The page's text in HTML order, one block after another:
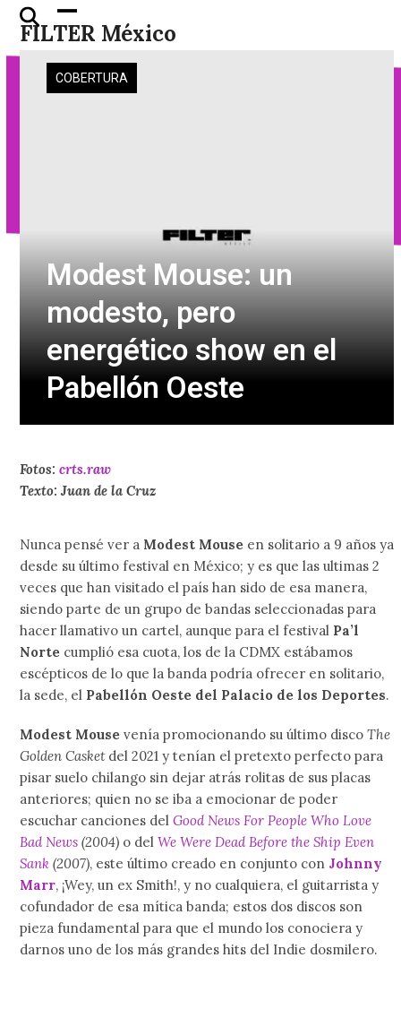
Skip
content
FILTER México
Open
mobile
menu
Close
mobile
menu
COBERTURA
Modest Mouse: un
modesto, pero
energético show en el
Pabellón Oeste
Fotos:crts.raw
Texto: Juan de la Cruz
Nunca pensé ver a Modest Mouse en solitario a 9 años ya
desde su último festival en México; y es que las ultimas 2
veces que han visitado el país han sido de esa manera,
siendo parte de un grupo de bandas seleccionadas para
hacer llamativo un cartel, aunque para el festival Pa’l
Norte cumplió esa cuota, los de la CDMX estábamos
escépticos de lo que la banda podría ofrecer en solitario,
la sede, el Pabellón Oeste del Palacio de los Deportes.
Modest Mouse venía promocionando su último discoThe
Golden Casketdel 2021 y tenían el pretexto perfecto para
pisar suelo chilango sin dejar atrás rolitas de sus placas
anteriores; quien no se iba a emocionar de poder
escuchar canciones delGood News For People Who Love
Bad News (2004) o delWe Were Dead Before the Ship Even
Sank (2007), este último creado en conjunto con Johnny
Marr, ¡Wey, un ex Smith!, y no cualquiera, el guitarrista y
cofundador de esa mítica banda; estos dos discos son
pieza fundamental para que el mundo los conociera y
darnos uno de los más grandes hits del Indie dosmilero.